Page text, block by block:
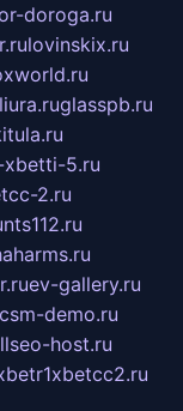
doroga.ru
lovinskix.ru
liura.ruglasspb.ru
5.ru
2.ru
ev-gallery.ru
csm-demo.ru
host.ru